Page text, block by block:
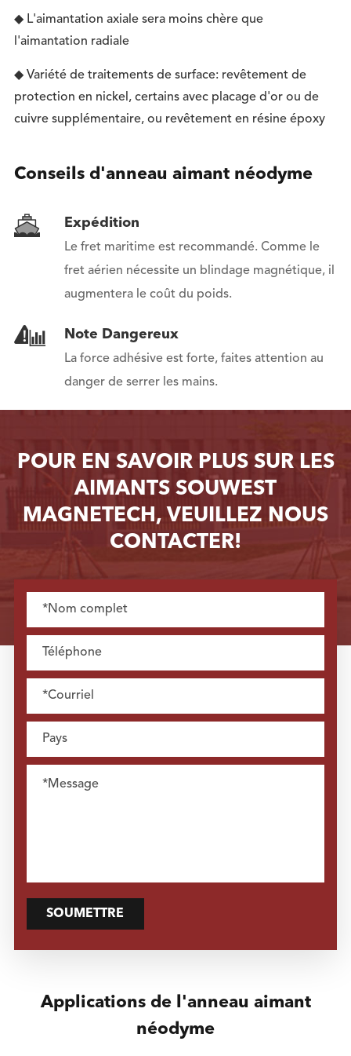
◆ L'aimantation axiale sera moins chère que
l'aimantation radiale
◆ Variété de traitements de surface: revêtement de
protection en nickel, certains avec placage d'or ou de
cuivre supplémentaire, ou revêtement en résine époxy
Conseils d'anneau aimant néodyme
Expédition
Le fret maritime est recommandé. Comme le
fret aérien nécessite un blindage magnétique, il
augmentera le coût du poids.
Note Dangereux
La force adhésive est forte, faites attention au
danger de serrer les mains.
POUR EN SAVOIR PLUS SUR LES
AIMANTS SOUWEST
MAGNETECH, VEUILLEZ NOUS
CONTACTER!
SOUMETTRE
Applications de l'anneau aimant
néodyme